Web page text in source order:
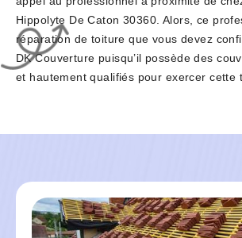
Hippolyte De Caton 30360. Alors, ce
réparation de toiture que vous devez
DK Couverture puisqu’il possède des
et hautement qualifiés pour exercer cette